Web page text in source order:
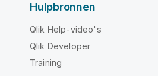
Hulpbronnen
Qlik Help-video's
Qlik Developer
Training